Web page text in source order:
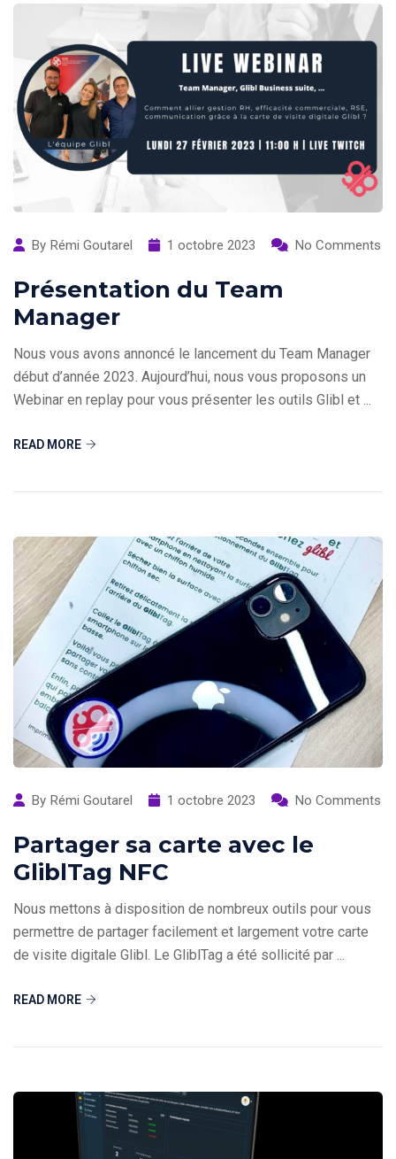
By Rémi Goutarel 1 octobre 2023 No Comments
Présentation du Team
Manager
Nous vous avons annoncé le lancement du Team Manager
début d’année 2023. Aujourd’hui, nous vous proposons un
Webinar en replay pour vous présenter les outils Glibl et ...
READ MORE
By Rémi Goutarel 1 octobre 2023 No Comments
Partager sa carte avec le
GliblTag NFC
Nous mettons à disposition de nombreux outils pour vous
permettre de partager facilement et largement votre carte
de visite digitale Glibl. Le GliblTag a été sollicité par ...
READ MORE